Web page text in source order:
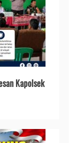
Kapolsek